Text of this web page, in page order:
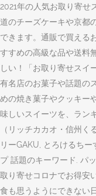
2021年の人気お取り寄せ
道のチーズケーキや京都
できます。通販で買える
すすめの高級な品や送料
しい！「お取り寄せスイ
有名店のお菓子や話題の
めの焼き菓子やクッキー
味しいスイーツを、ラン
（リッチカカオ・信州く
リーGAKU, とろけるち
プ 話題のキーワード. パ
取り寄せコロナでお得安
食も思うようにできない